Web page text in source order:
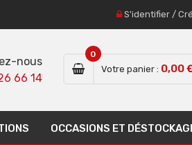
S'identifier /
nous
66 14
Votre panier :
0
0,00
OCCASIONS ET